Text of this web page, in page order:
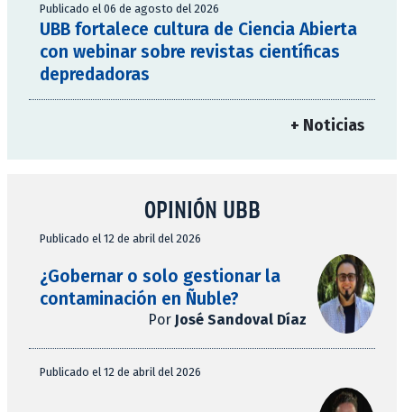
Publicado el 06 de agosto del 2026
UBB fortalece cultura de Ciencia Abierta
con webinar sobre revistas científicas
depredadoras
+ Noticias
OPINIÓN UBB
Publicado el 12 de abril del 2026
¿Gobernar o solo gestionar la
contaminación en Ñuble?
Por José Sandoval Díaz
Publicado el 12 de abril del 2026